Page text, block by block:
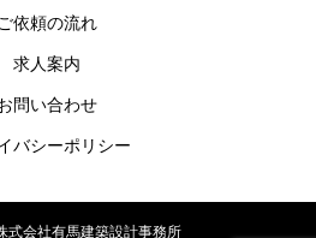
依頼の流れ
求人案内
問い合わせ
バシーポリシー
式会社有馬建築設計事務所